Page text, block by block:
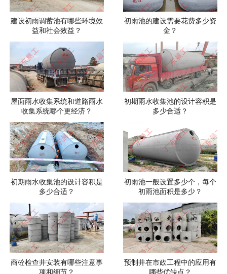
建设初雨调蓄池有哪些环境效
益和社会效益？
初雨池的建设需要花费多少资
金？
屋面雨水收集系统和道路雨水
收集系统哪个更经济？
初期雨水收集池的设计容积是
多少合适？
初期雨水收集池的设计容积是
多少合适？
初雨池一般设置多少个，每个
初雨池面积是多少？
商砼检查井安装有哪些注意事
项和细节？
预制井在市政工程中的应用有
哪些优缺点？